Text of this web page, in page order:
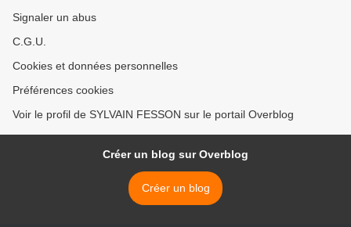
Signaler un abus
C.G.U.
Cookies et données personnelles
Préférences cookies
Voir le profil de SYLVAIN FESSON sur le portail Overblog
Créer un blog sur Overblog
Créer un blog